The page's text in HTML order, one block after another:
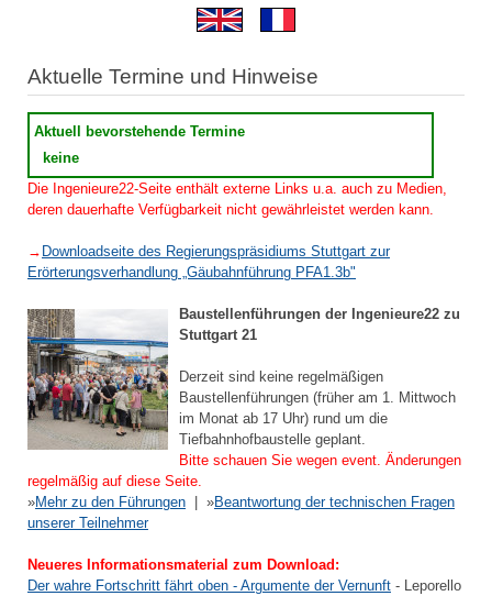
Aktuelle Termine und Hinweise
Aktuell bevorstehende Termine
keine
Die Ingenieure22-Seite enthält externe Links u.a. auch zu Medien,
deren dauerhafte Verfügbarkeit nicht gewährleistet werden kann.
→ Downloadseite des Regierungspräsidiums Stuttgart zur
Erörterungsverhandlung „Gäubahnführung PFA1.3b"
Baustellenführungen der Ingenieure22 zu
Stuttgart 21
Derzeit sind keine regelmäßigen
Baustellenführungen (früher am 1. Mittwoch
im Monat ab 17 Uhr) rund um die
Tiefbahnhofbaustelle geplant.
Bitte schauen Sie wegen event. Änderungen
regelmäßig auf diese Seite.
»Mehr zu den Führungen | »Beantwortung der technischen Fragen
unserer Teilnehmer
Neueres Informationsmaterial zum Download:
Der wahre Fortschritt fährt oben - Argumente der Vernunft - Leporello